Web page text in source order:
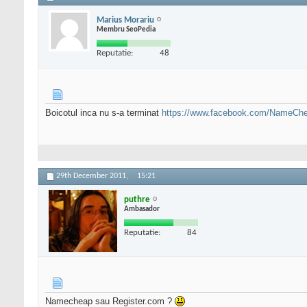
Marius Morariu
Membru SeoPedia
Reputatie: 48
Boicotul inca nu s-a terminat https://www.facebook.com/
29th December 2011, 15:21
puthre
Ambasador
Reputatie: 84
Namecheap sau Register.com ?